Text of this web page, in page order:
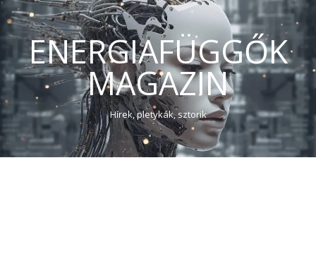
ENERGIAFÜGGŐK
MAGAZIN
Hírek, pletykák, sztorik